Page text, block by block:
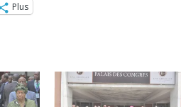
Plus